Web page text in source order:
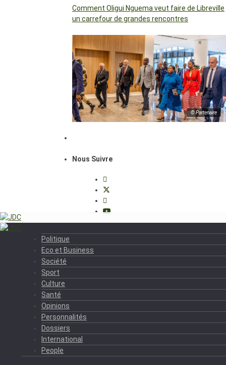
Comment Oligui Nguema veut faire de Libreville
un carrefour de grandes rencontres
© Partenaire
Nous Suivre
Politique
Eco et Business
Société
Sport
Culture
Santé
Opinions
Personnalités
Dossiers
International
People